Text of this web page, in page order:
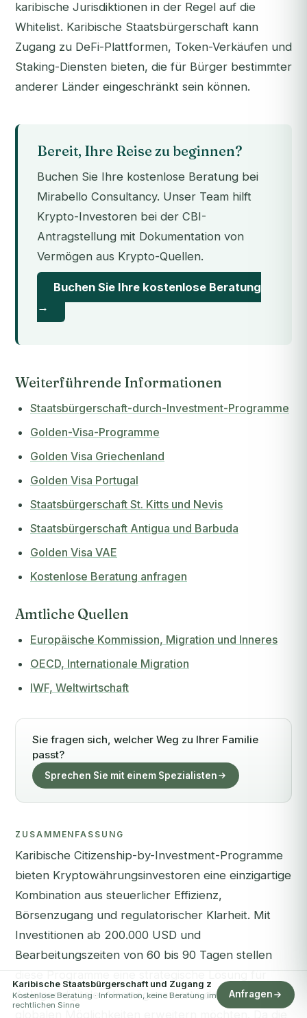
karibische Jurisdiktionen in der Regel auf die
Whitelist. Karibische Staatsbürgerschaft kann
Zugang zu DeFi-Plattformen, Token-Verkäufen und
Staking-Diensten bieten, die für Bürger bestimmter
anderer Länder eingeschränkt sein können.
Bereit, Ihre Reise zu beginnen?
Buchen Sie Ihre kostenlose Beratung bei
Mirabello Consultancy. Unser Team hilft
Krypto-Investoren bei der CBI-
Antragstellung mit Dokumentation von
Vermögen aus Krypto-Quellen.
Buchen Sie Ihre kostenlose Beratung
→
Weiterführende Informationen
Staatsbürgerschaft-durch-Investment-Programme
Golden-Visa-Programme
Golden Visa Griechenland
Golden Visa Portugal
Staatsbürgerschaft St. Kitts und Nevis
Staatsbürgerschaft Antigua und Barbuda
Golden Visa VAE
Kostenlose Beratung anfragen
Amtliche Quellen
Europäische Kommission, Migration und Inneres
OECD, Internationale Migration
IWF, Weltwirtschaft
Sie fragen sich, welcher Weg zu Ihrer Familie
passt?
Sprechen Sie mit einem Spezialisten
ZUSAMMENFASSUNG
Karibische Citizenship-by-Investment-Programme
bieten Kryptowährungsinvestoren eine einzigartige
Kombination aus steuerlicher Effizienz,
Börsenzugang und regulatorischer Klarheit. Mit
Investitionen ab 200.000 USD und
Bearbeitungszeiten von 60 bis 90 Tagen stellen
diese Programme eine strategische Lösung für
Anleger digitaler Vermögenswerte dar, die ihre
Karibische Staatsbürgerschaft und Zugang z
Kostenlose Beratung · Information, keine Beratung im
rechtlichen Sinne
Anfragen